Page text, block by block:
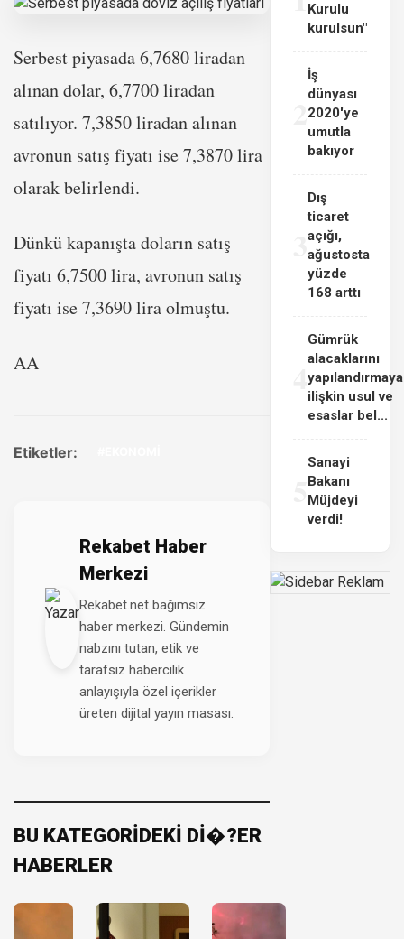
Serbest piyasada 6,7680 liradan
alınan dolar, 6,7700 liradan
satılıyor. 7,3850 liradan alınan
avronun satış fiyatı ise 7,3870 lira
olarak belirlendi.
Dünkü kapanışta doların satış
fiyatı 6,7500 lira, avronun satış
fiyatı ise 7,3690 lira olmuştu.
AA
Etiketler:
Rekabet Haber
Merkezi
Rekabet.net bağımsız
haber merkezi. Gündemin
nabzını tutan, etik ve
tarafsız habercilik
anlayışıyla özel içerikler
üreten dijital yayın masası.
BU KATEGORİDEKİ Dİ�?ER
HABERLER
Kurulu
kurulsun"
İş
dünyası
2020'ye
umutla
bakıyor
3
Dış
ticaret
açığı,
ağustosta
yüzde
168 arttı
4
Gümrük
alacaklarını
yapılandırmaya
ilişkin usul ve
esaslar bel...
Sanayi
Bakanı
Müjdeyi
verdi!